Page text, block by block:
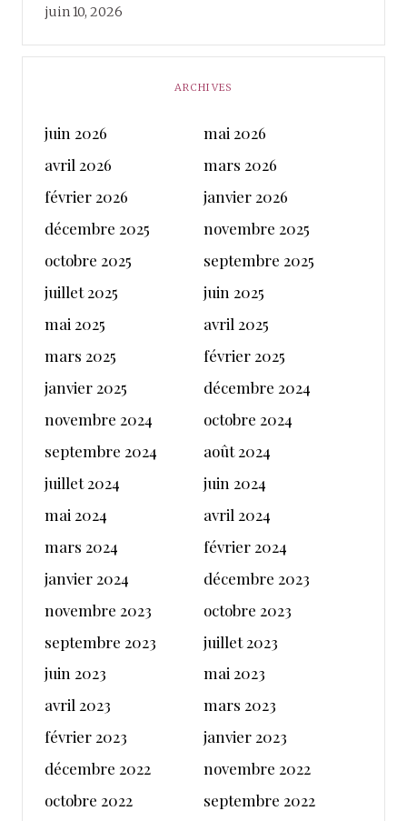
juin 10, 2026
ARCHIVES
juin 2026
mai 2026
avril 2026
mars 2026
février 2026
janvier 2026
décembre 2025
novembre 2025
octobre 2025
septembre 2025
juillet 2025
juin 2025
mai 2025
avril 2025
mars 2025
février 2025
janvier 2025
décembre 2024
novembre 2024
octobre 2024
septembre 2024
août 2024
juillet 2024
juin 2024
mai 2024
avril 2024
mars 2024
février 2024
janvier 2024
décembre 2023
novembre 2023
octobre 2023
septembre 2023
juillet 2023
juin 2023
mai 2023
avril 2023
mars 2023
février 2023
janvier 2023
décembre 2022
novembre 2022
octobre 2022
septembre 2022